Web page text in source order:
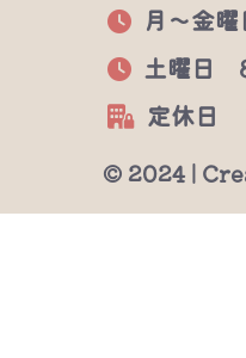
月～金
土曜日
定休日
© 2024 |